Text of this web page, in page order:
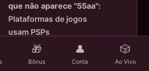
que não aparece "55aa":
Plataformas de jogos
usam PSPs
intermediários para
processar pagamentos. O
🎁
Bônus
👤
Conta
🎲
Ao Vivo